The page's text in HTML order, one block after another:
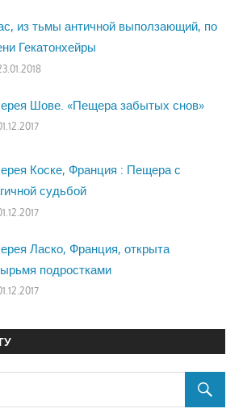
из тьмы античной выползающий, по
Гекатонхейры
Шове. «Пещера забытых снов»
Коске, Франция : Пещера с
судьбой
Ласко, Франция, открыта
подростками